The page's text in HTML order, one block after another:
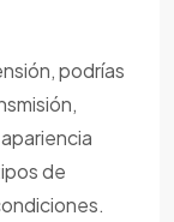
podrías
de